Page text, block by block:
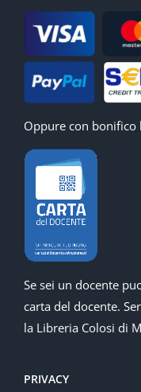
Oppure con bonifico
Se sei un docente
carta del docente.
la Libreria Colosi di
PRIVACY